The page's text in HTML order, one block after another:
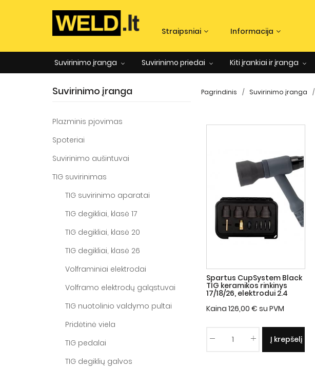
Straipsniai Informacija
Suvirinimo įranga Suvirinimo priedai Kiti įrankiai ir įranga
Suvirinimo įranga
Plazminis pjovimas
Spoteriai
Suvirinimo aušintuvai
TIG suvirinimas
TIG suvirinimo aparatai
TIG degikliai, klasė 17
TIG degikliai, klasė 20
TIG degikliai, klasė 26
Volframiniai elektrodai
Volframo elektrodų galąstuvai
TIG nuotolinio valdymo pultai
Pridėtinė viela
TIG pedalai
TIG degiklių galvos
Pagrindinis Suvirinimo įranga
Spartus CupSystem Black
TIG keramikos rinkinys
17/18/26, elektrodui 2.4
Kaina 126,00 € su PVM
Į krepšelį